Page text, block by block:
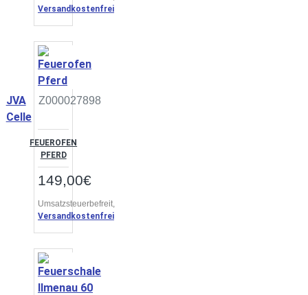
Versandkostenfrei
JVA
Celle
Z000027898
FEUEROFEN
PFERD
149,00€
Umsatzsteuerbefreit,
Versandkostenfrei